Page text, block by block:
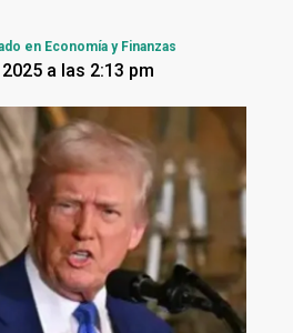
en Economía y Finanzas
a las 2:13 pm